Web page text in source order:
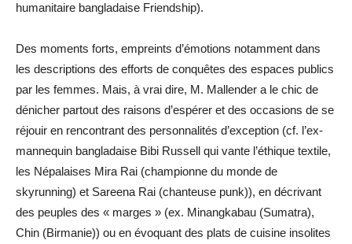
humanitaire bangladaise Friendship).
Des moments forts, empreints d’émotions notamment dans
les descriptions des efforts de conquêtes des espaces publics
par les femmes. Mais, à vrai dire, M. Mallender a le chic de
dénicher partout des raisons d’espérer et des occasions de se
réjouir en rencontrant des personnalités d’exception (cf. l’ex-
mannequin bangladaise Bibi Russell qui vante l’éthique textile,
les Népalaises Mira Rai (championne du monde de
skyrunning) et Sareena Rai (chanteuse punk)), en décrivant
des peuples des « marges » (ex. Minangkabau (Sumatra),
Chin (Birmanie)) ou en évoquant des plats de cuisine insolites